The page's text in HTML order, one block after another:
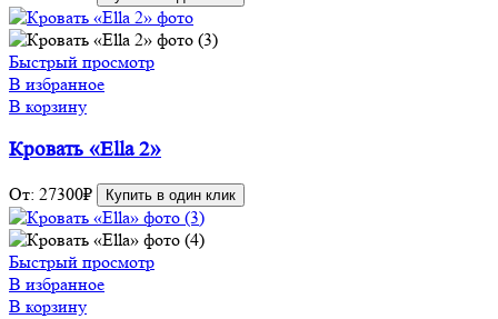
Быстрый просмотр
В избранное
В корзину
Кровать «Ella 2»
От: 27300₽ Купить в один клик
Быстрый просмотр
В избранное
В корзину